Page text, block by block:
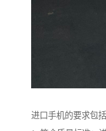
进口手机的要求包